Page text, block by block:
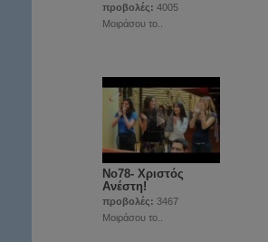
προβολές: 4005
Μοιράσου το..
Νο78- Χριστός
Ανέστη!
προβολές: 3467
Μοιράσου το..